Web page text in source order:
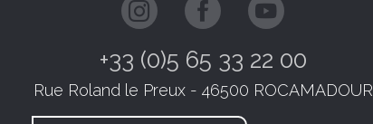
+33 (0)5 65 33 22 00
Rue Roland le Preux - 46500 ROCAMADOUR